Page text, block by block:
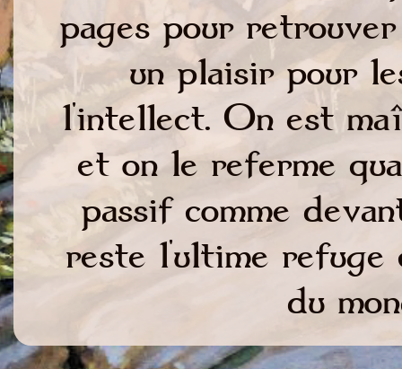
pages pour
un plaisir pour
l'intellect. On est
et on le referme
passif comme
reste l'ultime refuge
du